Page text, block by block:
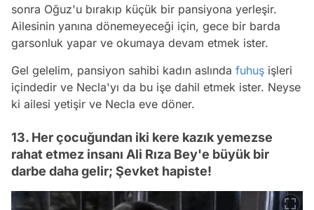
sonra Oğuz'u bırakıp küçük bir pansiyona yerleşir.
Ailesinin yanına dönemeyeceği için, gece bir barda
garsonluk yapar ve okumaya devam etmek ister.
Gel gelelim, pansiyon sahibi kadın aslında fuhuş işleri
içindedir ve Necla'yı da bu işe dahil etmek ister. Neyse
ki ailesi yetişir ve Necla eve döner.
13. Her çocuğundan iki kere kazık yemezse
rahat etmez insanı Ali Rıza Bey'e büyük bir
darbe daha gelir; Şevket hapiste!